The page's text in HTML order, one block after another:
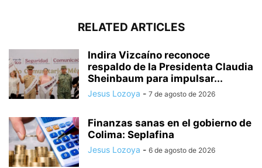
RELATED ARTICLES
Indira Vizcaíno reconoce
respaldo de la Presidenta Claudia
Sheinbaum para impulsar...
Jesus Lozoya - 7 de agosto de 2026
Finanzas sanas en el gobierno de
Colima: Seplafina
Jesus Lozoya - 6 de agosto de 2026